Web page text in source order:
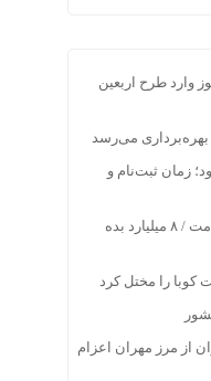
وارد طرح اربعین
بهره‌برداری می‌رسد
زمان ثبت‌نام و
کاسبی خارج‌نشین‌ها با سهمیه اقامت / ۸ میلیارد بده
را مختل کرد
از مرز مهران اعزام